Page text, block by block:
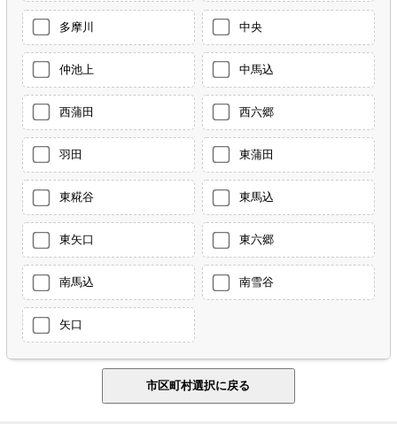
多摩川 中央
仲池上 中馬込
西蒲田 西六郷
羽田 東蒲田
東糀谷 東馬込
東矢口 東六郷
南馬込 南雪谷
矢口